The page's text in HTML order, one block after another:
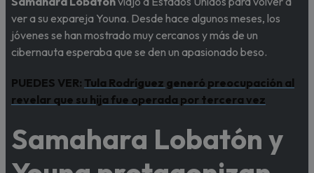
ver a su expareja Youna. Desde hace algunos meses, los
jóvenes se han mostrado muy cercanos y más de un
cibernauta esperaba que se den un apasionado beso.
PUEDES VER: Tula Rodríguez generó preocupación al
revelar que su hija fue operada por tercera vez
Samahara Lobatón y